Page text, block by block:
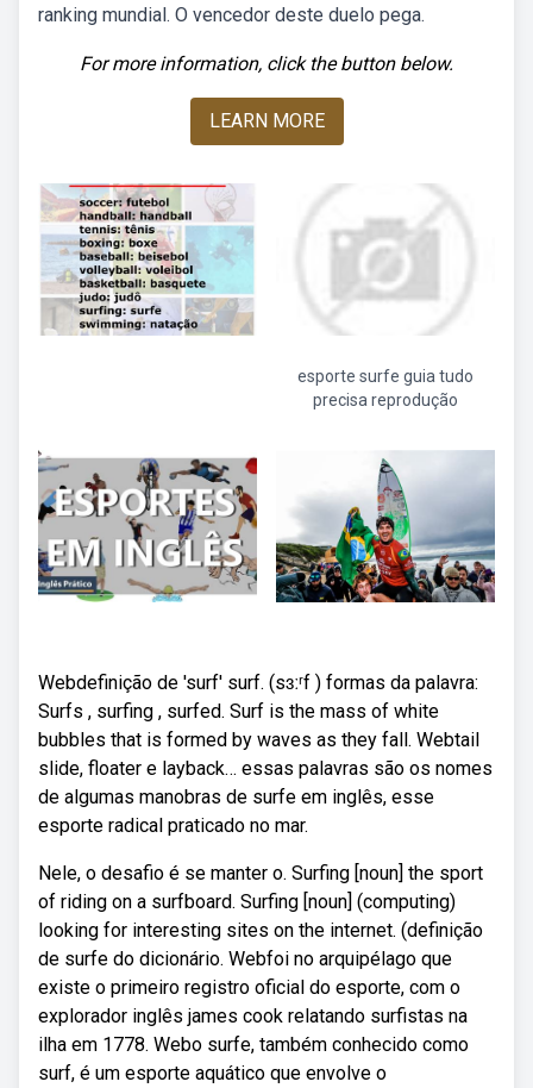
ranking mundial. O vencedor deste duelo pega.
For more information, click the button below.
LEARN MORE
esporte surfe guia tudo
precisa reprodução
Webdefinição de 'surf' surf. (sɜːʳf ) formas da palavra:
Surfs , surfing , surfed. Surf is the mass of white
bubbles that is formed by waves as they fall. Webtail
slide, floater e layback… essas palavras são os nomes
de algumas manobras de surfe em inglês, esse
esporte radical praticado no mar.
Nele, o desafio é se manter o. Surfing [noun] the sport
of riding on a surfboard. Surfing [noun] (computing)
looking for interesting sites on the internet. (definição
de surfe do dicionário. Webfoi no arquipélago que
existe o primeiro registro oficial do esporte, com o
explorador inglês james cook relatando surfistas na
ilha em 1778. Webo surfe, também conhecido como
surf, é um esporte aquático que envolve o